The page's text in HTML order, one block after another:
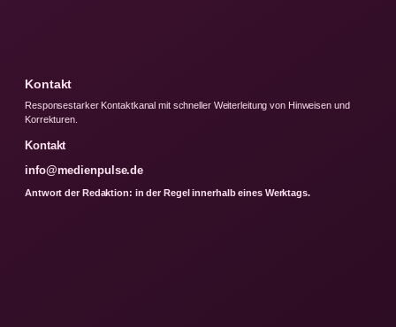
Kontakt
Responsestarker Kontaktkanal mit schneller Weiterleitung von Hinweisen und
Korrekturen.
Kontakt
info@medienpulse.de
Antwort der Redaktion: in der Regel innerhalb eines Werktags.